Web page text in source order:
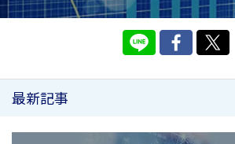
ファンド情報TOP
ファンド検索
マーケット情報
マーケット指数
マーケットレポート
最新記事